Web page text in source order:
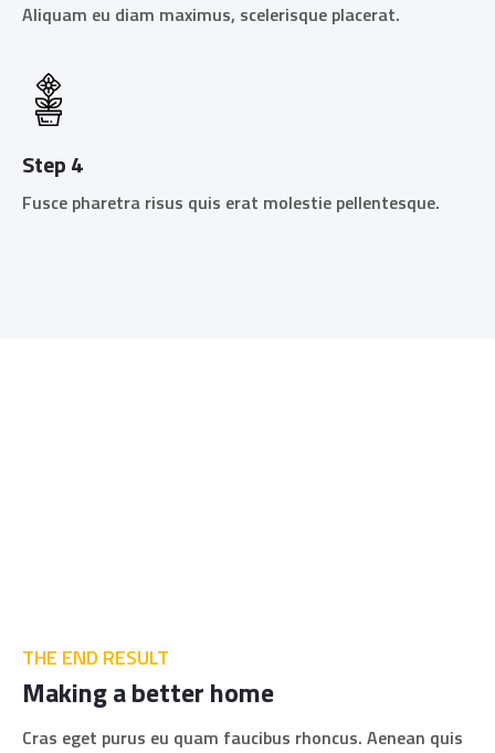
Aliquam eu diam maximus, scelerisque placerat.
Step 4
Fusce pharetra risus quis erat molestie pellentesque.
THE END RESULT
Making a better home
Cras eget purus eu quam faucibus rhoncus. Aenean quis